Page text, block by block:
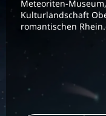
Meteoriten-
Kulturlandschaft
romantischen Rhein.